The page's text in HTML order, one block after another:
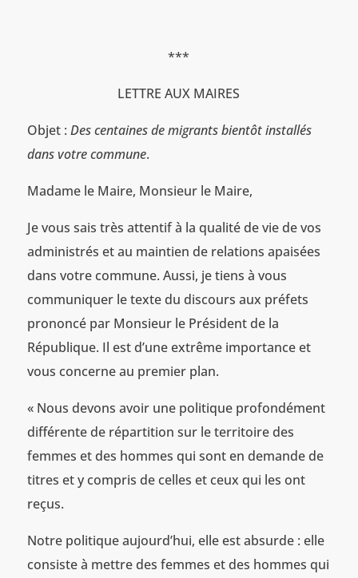
***
LETTRE AUX MAIRES
Objet : Des centaines de migrants bientôt installés
dans votre commune.
Madame le Maire, Monsieur le Maire,
Je vous sais très attentif à la qualité de vie de vos
administrés et au maintien de relations apaisées
dans votre commune. Aussi, je tiens à vous
communiquer le texte du discours aux préfets
prononcé par Monsieur le Président de la
République. Il est d’une extrême importance et
vous concerne au premier plan.
« Nous devons avoir une politique profondément
différente de répartition sur le territoire des
femmes et des hommes qui sont en demande de
titres et y compris de celles et ceux qui les ont
reçus.
Notre politique aujourd’hui, elle est absurde : elle
consiste à mettre des femmes et des hommes qui